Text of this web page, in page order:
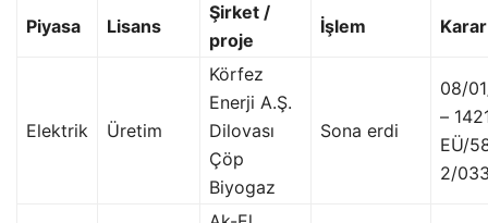
Piyasa Lisans
Şirket /
proje
İşlem
Elektrik Üretim
Körfez
Enerji A.Ş.
Dilovası
Çöp
Biyogaz
Sona erdi
08/
–
EÜ/
2/